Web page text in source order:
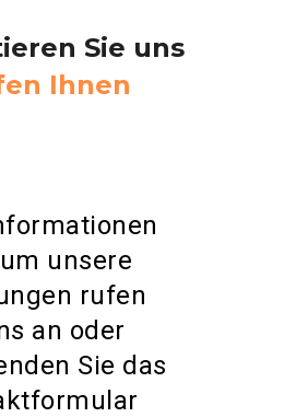
Sie uns
en Ihnen
unsere
rufen
an oder
Sie das